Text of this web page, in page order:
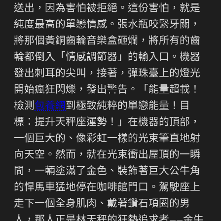
送出，因為害怕被拒絕。這份害怕，就是
純度最高的單戀情感。張水瓶咬緊牙關，
將那個黃銅齒輪音樂盒砸爛，將所有的齒
輪都倒入「情感調節器」的輸入口。機器
發出刺耳的尖叫，接著，彈珠臺上的燈光
開始瘋狂閃爍，發出警告。「能量超載！
檢測包養網到極致純粹的單戀能量！目
標：提升天秤座運勢！」在機器的頂部，
一個巨大的、像彩虹一樣的光束筆直地射
向天空。然而，就在光束衝出屋頂的一瞬
間，一輛塗滿了金色、裝飾著巨大公牛角
的悍馬車猛地停在咖啡館門口。駕駛座上
走下一個全身肌肉、戴著鑽石項圈的男